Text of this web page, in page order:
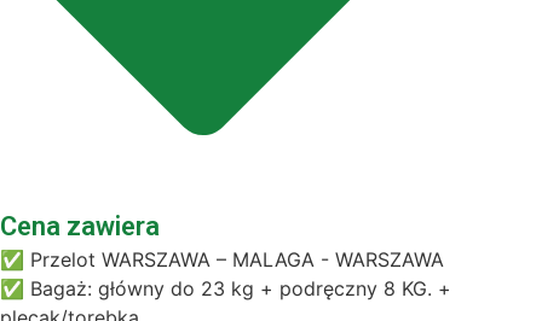
Cena zawiera
✅ Przelot WARSZAWA – MALAGA - WARSZAWA
✅ Bagaż: główny do 23 kg + podręczny 8 KG. +